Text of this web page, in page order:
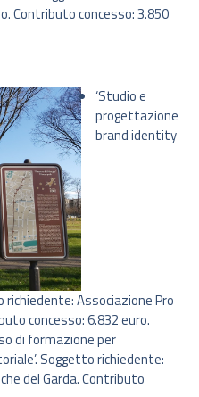
Contributo concesso: 3.850
‘Studio e
progettazione
brand identity
richiedente: Associazione Pro
concesso: 6.832 euro.
di formazione per
Soggetto richiedente:
del Garda. Contributo